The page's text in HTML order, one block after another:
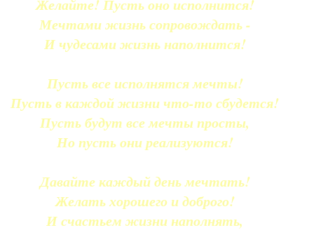
Желайте! Пусть оно исполнится!
Мечтами жизнь сопровождать -
И чудесами жизнь наполнится!
Пусть все исполнятся мечты!
Пусть в каждой жизни что-то сбудется!
Пусть будут все мечты просты,
Но пусть они реализуются!
Давайте каждый день мечтать!
Желать хорошего и доброго!
И счастьем жизни наполнять,